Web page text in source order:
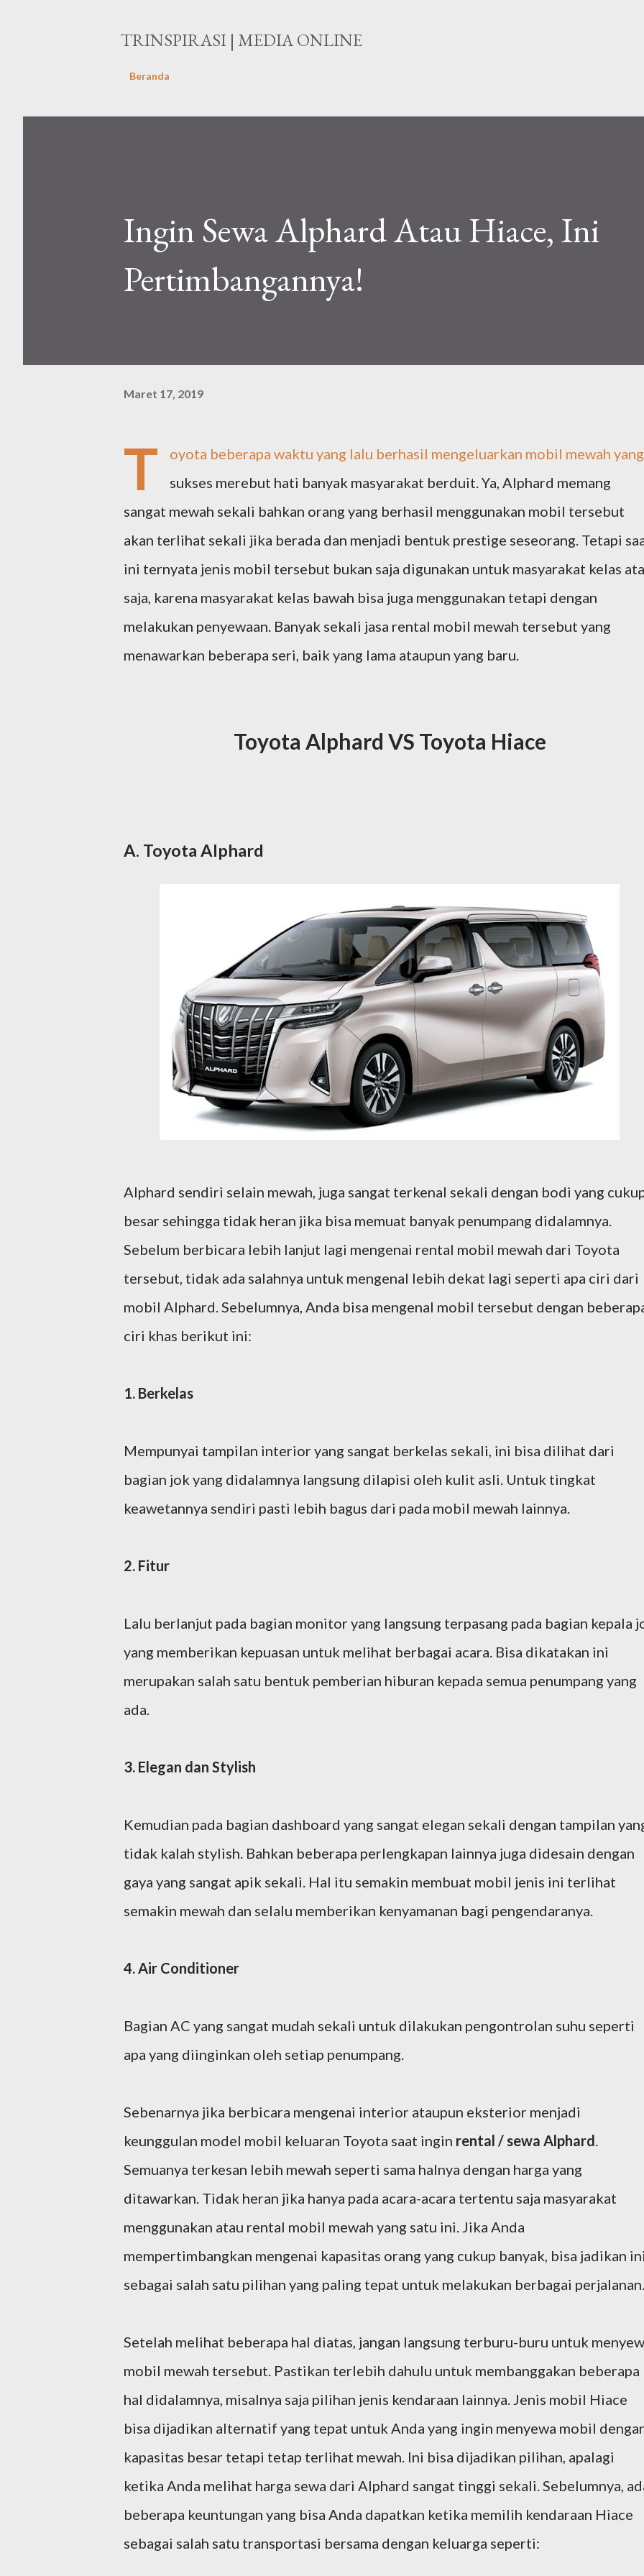
TRINSPIRASI | MEDIA ONLINE
Beranda
Ingin Sewa Alphard Atau Hiace, Ini
Pertimbangannya!
Maret 17, 2019
T
oyota beberapa waktu yang lalu berhasil mengeluarkan mobil mewah yang
sukses merebut hati banyak masyarakat berduit. Ya, Alphard memang
sangat mewah sekali bahkan orang yang berhasil menggunakan mobil tersebut
akan terlihat sekali jika berada dan menjadi bentuk prestige seseorang. Tetapi
ini ternyata jenis mobil tersebut bukan saja digunakan untuk masyarakat kelas
saja, karena masyarakat kelas bawah bisa juga menggunakan tetapi dengan
melakukan penyewaan. Banyak sekali jasa rental mobil mewah tersebut yang
menawarkan beberapa seri, baik yang lama ataupun yang baru.
Toyota Alphard VS Toyota Hiace
A. Toyota Alphard
Alphard sendiri selain mewah, juga sangat terkenal sekali dengan bodi yang
besar sehingga tidak heran jika bisa memuat banyak penumpang didalamnya.
Sebelum berbicara lebih lanjut lagi mengenai rental mobil mewah dari Toyota
tersebut, tidak ada salahnya untuk mengenal lebih dekat lagi seperti apa ciri dari
mobil Alphard. Sebelumnya, Anda bisa mengenal mobil tersebut dengan
ciri khas berikut ini:
1. Berkelas
Mempunyai tampilan interior yang sangat berkelas sekali, ini bisa dilihat dari
bagian jok yang didalamnya langsung dilapisi oleh kulit asli. Untuk tingkat
keawetannya sendiri pasti lebih bagus dari pada mobil mewah lainnya.
2. Fitur
Lalu berlanjut pada bagian monitor yang langsung terpasang pada bagian kepala
yang memberikan kepuasan untuk melihat berbagai acara. Bisa dikatakan ini
merupakan salah satu bentuk pemberian hiburan kepada semua penumpang yang
ada.
3. Elegan dan Stylish
Kemudian pada bagian dashboard yang sangat elegan sekali dengan tampilan
tidak kalah stylish. Bahkan beberapa perlengkapan lainnya juga didesain dengan
gaya yang sangat apik sekali. Hal itu semakin membuat mobil jenis ini terlihat
semakin mewah dan selalu memberikan kenyamanan bagi pengendaranya.
4. Air Conditioner
Bagian AC yang sangat mudah sekali untuk dilakukan pengontrolan suhu seperti
apa yang diinginkan oleh setiap penumpang.
Sebenarnya jika berbicara mengenai interior ataupun eksterior menjadi
keunggulan model mobil keluaran Toyota saat ingin rental / sewa Alphard
Semuanya terkesan lebih mewah seperti sama halnya dengan harga yang
ditawarkan. Tidak heran jika hanya pada acara-acara tertentu saja masyarakat
menggunakan atau rental mobil mewah yang satu ini. Jika Anda
mempertimbangkan mengenai kapasitas orang yang cukup banyak, bisa jadikan
sebagai salah satu pilihan yang paling tepat untuk melakukan berbagai perjalanan.
Setelah melihat beberapa hal diatas, jangan langsung terburu-buru untuk
mobil mewah tersebut. Pastikan terlebih dahulu untuk membanggakan beberapa
hal didalamnya, misalnya saja pilihan jenis kendaraan lainnya. Jenis mobil Hiace
bisa dijadikan alternatif yang tepat untuk Anda yang ingin menyewa mobil
kapasitas besar tetapi tetap terlihat mewah. Ini bisa dijadikan pilihan, apalagi
ketika Anda melihat harga sewa dari Alphard sangat tinggi sekali. Sebelumnya,
beberapa keuntungan yang bisa Anda dapatkan ketika memilih kendaraan Hiace
sebagai salah satu transportasi bersama dengan keluarga seperti: